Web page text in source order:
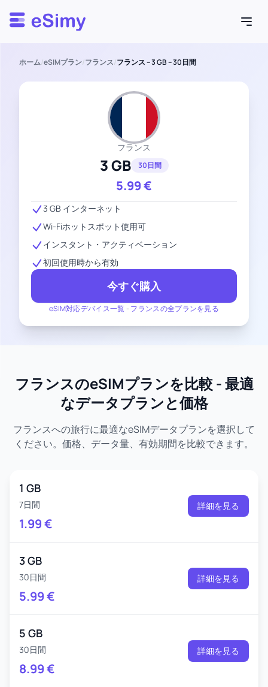
Esimy
ホーム/eSIMプラン/フランス/フランス – 3 GB – 30日間
フランス
3 GB 30日間
5.99€
eSIM対応デバイス一覧 - フランスの全プランを見る
3 GB インターネット
Wi-Fiホットスポット使用可
インスタント・アクティベーション
初回使用時から有効
今すぐ購入
フランスのeSIMプランを比較 - 最適
なデータプランと価格
フランスへの旅行に最適なeSIMデータプランを選択して
ください。価格、データ量、有効期間を比較できます。
1 GB
7日間
1.99€
詳細を見る
3 GB
30日間
5.99€
詳細を見る
5 GB
30日間
8.99€
詳細を見る